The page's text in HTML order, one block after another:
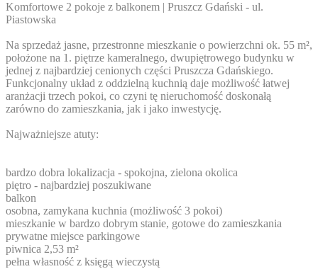
Komfortowe 2 pokoje z balkonem | Pruszcz Gdański - ul.
Piastowska
Na sprzedaż jasne, przestronne mieszkanie o powierzchni ok. 55 m²,
położone na 1. piętrze kameralnego, dwupiętrowego budynku w
jednej z najbardziej cenionych części Pruszcza Gdańskiego.
Funkcjonalny układ z oddzielną kuchnią daje możliwość łatwej
aranżacji trzech pokoi, co czyni tę nieruchomość doskonałą
zarówno do zamieszkania, jak i jako inwestycję.
Najważniejsze atuty:
bardzo dobra lokalizacja - spokojna, zielona okolica
piętro - najbardziej poszukiwane
balkon
osobna, zamykana kuchnia (możliwość 3 pokoi)
mieszkanie w bardzo dobrym stanie, gotowe do zamieszkania
prywatne miejsce parkingowe
piwnica 2,53 m²
pełna własność z księgą wieczystą